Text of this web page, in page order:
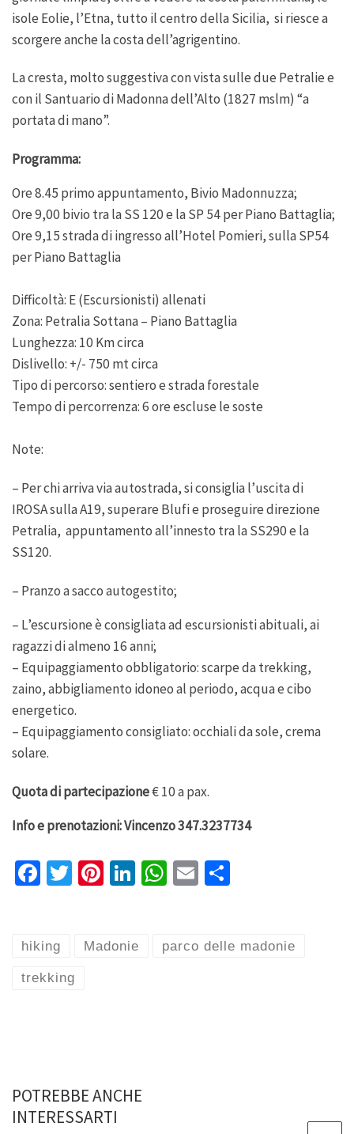
isole Eolie, l’Etna, tutto il centro della Sicilia, si riesce a
scorgere anche la costa dell’agrigentino.
La cresta, molto suggestiva con vista sulle due Petralie e
con il Santuario di Madonna dell’Alto (1827 mslm) “a
portata di mano”.
Programma:
Ore 8.45 primo appuntamento, Bivio Madonnuzza;
Ore 9,00 bivio tra la SS 120 e la SP 54 per Piano Battaglia;
Ore 9,15 strada di ingresso all’Hotel Pomieri, sulla SP54
per Piano Battaglia
Difficoltà: E (Escursionisti) allenati
Zona: Petralia Sottana – Piano Battaglia
Lunghezza: 10 Km circa
Dislivello: +/- 750 mt circa
Tipo di percorso: sentiero e strada forestale
Tempo di percorrenza: 6 ore escluse le soste
Note:
– Per chi arriva via autostrada, si consiglia l’uscita di
IROSA sulla A19, superare Blufi e proseguire direzione
Petralia, appuntamento all’innesto tra la SS290 e la
SS120.
– Pranzo a sacco autogestito;
– L’escursione è consigliata ad escursionisti abituali, ai
ragazzi di almeno 16 anni;
– Equipaggiamento obbligatorio: scarpe da trekking,
zaino, abbigliamento idoneo al periodo, acqua e cibo
energetico.
– Equipaggiamento consigliato: occhiali da sole, crema
solare.
Quota di partecipazione€ 10 a pax.
Info e prenotazioni: Vincenzo 347.3237734
Fa
o
o
T
er
Pi
es
Li
dI
W
sA
E
l
e
hiking Madonie parco delle madonie
trekking
POTREBBE ANCHE
INTERESSARTI